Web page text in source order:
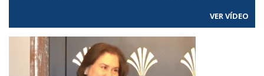
VER VÍDEO